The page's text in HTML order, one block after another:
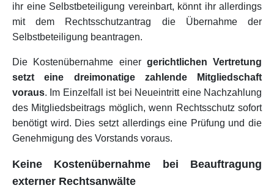
ihr eine Selbstbeteiligung vereinbart, könnt ihr allerdings
mit dem Rechtsschutzantrag die Übernahme der
Selbstbeteiligung beantragen.
Die Kostenübernahme einer gerichtlichen Vertretung
setzt eine dreimonatige zahlende Mitgliedschaft
voraus. Im Einzelfall ist bei Neueintritt eine Nachzahlung
des Mitgliedsbeitrags möglich, wenn Rechtsschutz sofort
benötigt wird. Dies setzt allerdings eine Prüfung und die
Genehmigung des Vorstands voraus.
Keine Kostenübernahme bei Beauftragung
externer Rechtsanwälte